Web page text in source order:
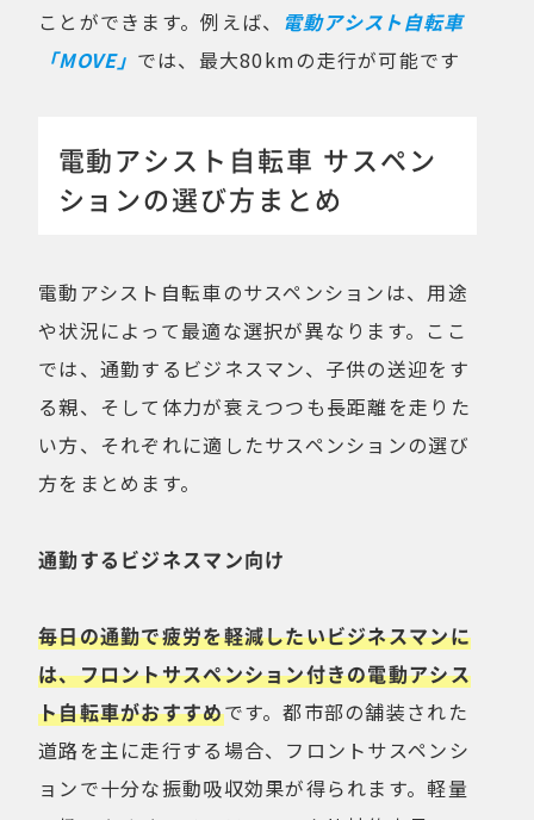
ことができます。例えば、 電動アシスト自転車
「MOVE」 では、最大80kmの走行が可能です
電動アシスト自転車 サスペン
ションの選び方まとめ
電動アシスト自転車のサスペンションは、用途
や状況によって最適な選択が異なります。ここ
では、通勤するビジネスマン、子供の送迎をす
る親、そして体力が衰えつつも長距離を走りた
い方、それぞれに適したサスペンションの選び
方をまとめます。
通勤するビジネスマン向け
毎日の通勤で疲労を軽減したいビジネスマンに
は、フロントサスペンション付きの電動アシス
ト自転車がおすすめです。都市部の舗装された
道路を主に走行する場合、フロントサスペンシ
ョンで十分な振動吸収効果が得られます。軽量